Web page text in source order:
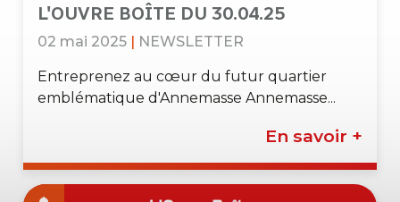
L'OUVRE BOÎTE DU 30.04.25
02 mai 2025 | NEWSLETTER
Entreprenez au cœur du futur quartier
emblématique d'Annemasse Annemasse...
En savoir +